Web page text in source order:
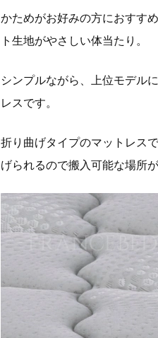
かためがお好みの方におすす
ト生地がやさしい体当たり。
シンプルながら、上位モデル
レスです。
折り曲げタイプのマットレス
げられるので搬入可能な場所